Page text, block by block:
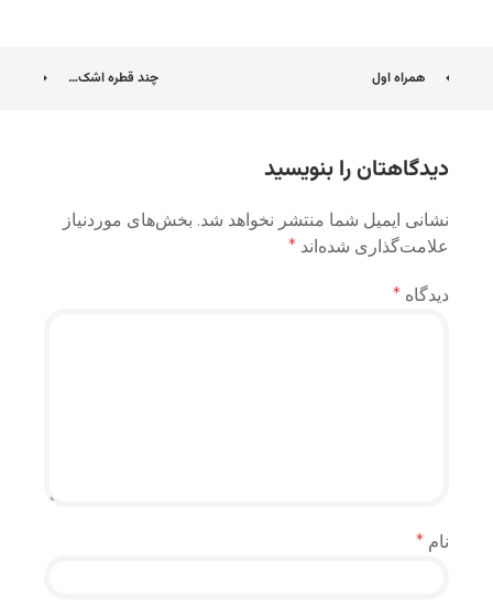
ناوبری
همراه اول چند قطره اشک…
دیدگاهتان را بنویسید
نشانی ایمیل شما منتشر نخواهد شد. بخش‌های موردنیاز
علامت‌گذاری شده‌اند *
دیدگاه *
نام *